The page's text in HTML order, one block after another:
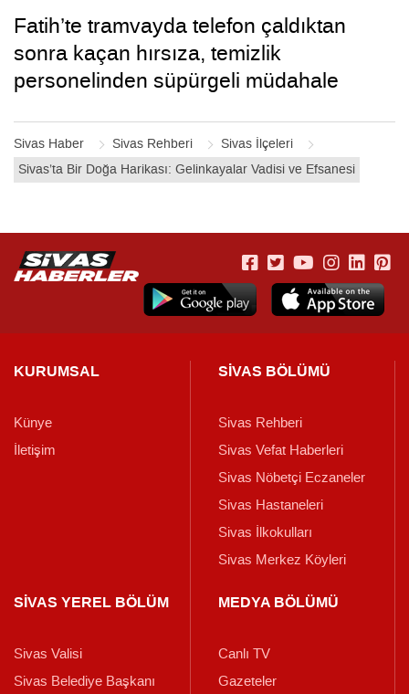
Sivas Haber Sivas Rehberi
Sivas İlçeleri
Sivas’ta Bir Doğa Harikası: Gelinkayalar Vadisi ve Efsanesi
Fatih’te tramvayda telefon çaldıktan
sonra kaçan hırsıza, temizlik
personelinden süpürgeli müdahale
KURUMSAL
Künye
İletişim
SİVAS BÖLÜMÜ
Sivas Rehberi
Sivas Vefat Haberleri
Sivas Nöbetçi Eczaneler
Sivas Hastaneleri
Sivas İlkokulları
Sivas Merkez Köyleri
SİVAS YEREL BÖLÜM
Sivas Valisi
Sivas Belediye Başkanı
MEDYA BÖLÜMÜ
Canlı TV
Gazeteler